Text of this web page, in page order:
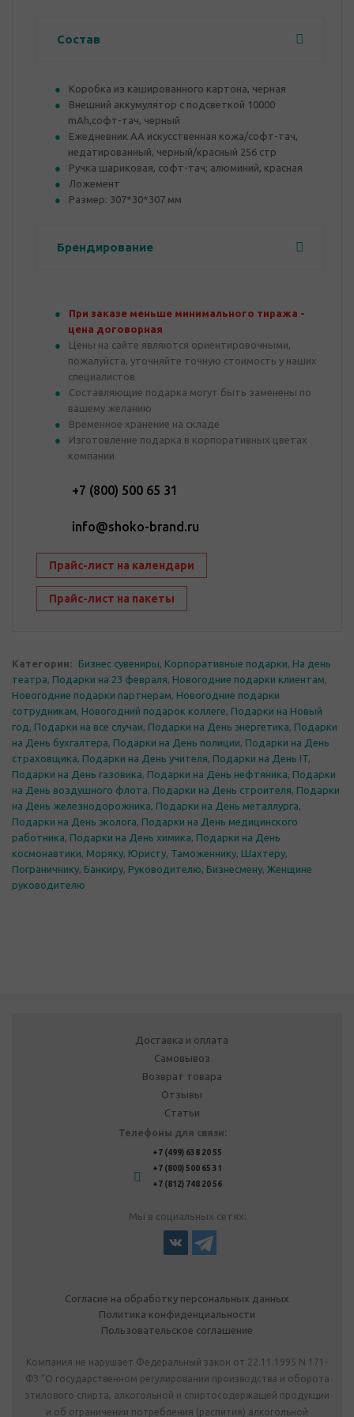
Состав
Коробка из кашированного картона, черная
Внешний аккумулятор с подсветкой 10000
mAh,софт-тач, черный
Ежедневник АА искусственная кожа/софт-тач,
недатированный, черный/красный 256 стр
Ручка шариковая, софт-тач; алюминий, красная
Ложемент
Размер: 307*30*307 мм
Брендирование
При заказе меньше минимального тиража -
цена договорная
Цены на сайте являются ориентировочными,
пожалуйста, уточняйте точную стоимость у наших
специалистов
Составляющие подарка могут быть заменены по
вашему желанию
Временное хранение на складе
Изготовление подарка в корпоративных цветах
компании
+7 (800) 500 65 31
info@shoko-brand.ru
Прайс-лист на календари
Прайс-лист на пакеты
Категории: Бизнес сувениры, Корпоративные подарки, На день
театра, Подарки на 23 февраля, Новогодние подарки клиентам,
Новогодние подарки партнерам, Новогодние подарки
сотрудникам, Новогодний подарок коллеге, Подарки на Новый
год , Подарки на все случаи, Подарки на День энергетика, Подарки
на День бухгалтера, Подарки на День полиции, Подарки на День
страховщика, Подарки на День учителя, Подарки на День IT,
Подарки на День газовика, Подарки на День нефтяника, Подарки
на День воздушного флота, Подарки на День строителя, Подарки
на День железнодорожника, Подарки на День металлурга,
Подарки на День эколога, Подарки на День медицинского
работника, Подарки на День химика, Подарки на День
космонавтики, Моряку, Юристу, Таможеннику, Шахтеру,
Пограничнику, Банкиру, Руководителю, Бизнесмену, Женщине
руководителю
Доставка и оплата
Самовывоз
Возврат товара
Отзывы
Статьи
Телефоны для связи:
+7 (499) 638 20 55
+7 (800) 500 65 31
+7 (812) 748 20 56
Мы в социальных сетях:
Согласие на обработку персональных данных
Политика конфиденциальности
Пользовательское соглашение
Компания не нарушает Федеральный закон от 22.11.1995 N 171-
ФЗ "О государственном регулировании производства и оборота
этилового спирта, алкогольной и спиртосодержащей продукции
и об ограничении потребления (распития) алкогольной